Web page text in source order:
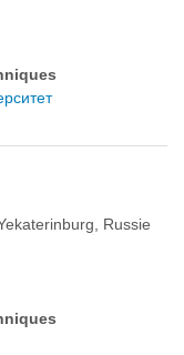
Russie